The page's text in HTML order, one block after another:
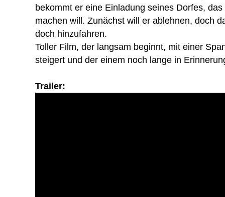
bekommt er eine Einladung seines Dorfes,
machen will. Zunächst will er ablehnen, doch
doch hinzufahren.
Toller Film, der langsam beginnt, mit einer
steigert und der einem noch lange in
Trailer: